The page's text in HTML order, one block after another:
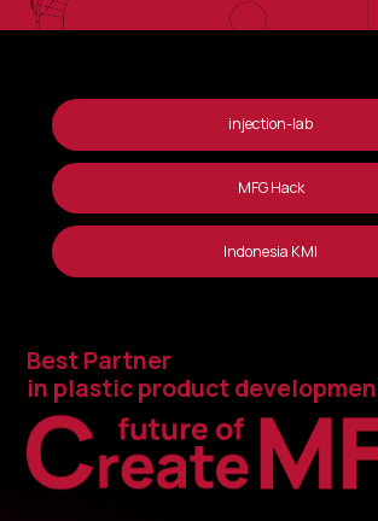
injection-lab
MFG Hack
Indonesia KMI
Best Partner
in plastic product